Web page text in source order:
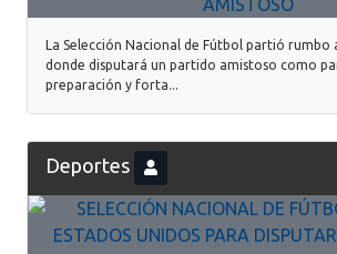
La Selección Nacional de Fútbol partió rumbo
donde disputará un partido amistoso como
preparación y forta...
Deportes